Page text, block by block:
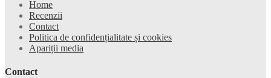
Home
Recenzii
Contact
Politica de confidențialitate și cookies
Apariții media
Contact